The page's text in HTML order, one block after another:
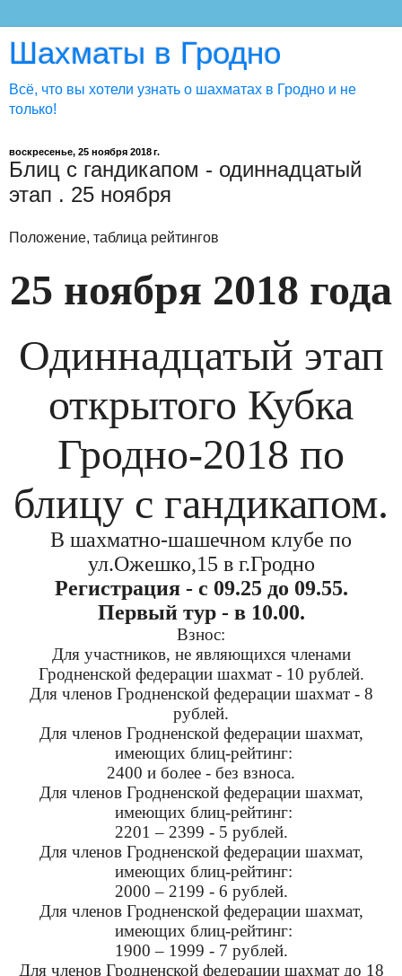
Шахматы в Гродно
Всё, что вы хотели узнать о шахматах в Гродно и не
только!
воскресенье, 25 ноября 2018 г.
Блиц с гандикапом - одиннадцатый
этап . 25 ноября
Положение, таблица рейтингов
25 ноября 2018 года
Одиннадцатый этап
открытого Кубка
Гродно-2018 по
блицу с гандикапом.
В шахматно-шашечном клубе по
ул.Ожешко,15 в г.Гродно
Регистрация - с 09.25 до 09.55.
Первый тур - в 10.00.
Взнос:
Для участников, не являющихся членами
Гродненской федерации шахмат - 10 рублей.
Для членов Гродненской федерации шахмат - 8
рублей.
Для членов Гродненской федерации шахмат,
имеющих блиц-рейтинг:
2400 и более - без взноса.
Для членов Гродненской федерации шахмат,
имеющих блиц-рейтинг:
2201 – 2399 - 5 рублей.
Для членов Гродненской федерации шахмат,
имеющих блиц-рейтинг:
2000 – 2199 - 6 рублей.
Для членов Гродненской федерации шахмат,
имеющих блиц-рейтинг:
1900 – 1999 - 7 рублей.
Для членов Гродненской федерации шахмат до 18